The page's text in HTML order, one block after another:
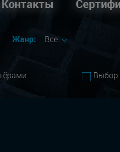
Контакты
Жанр: Все
Выбор